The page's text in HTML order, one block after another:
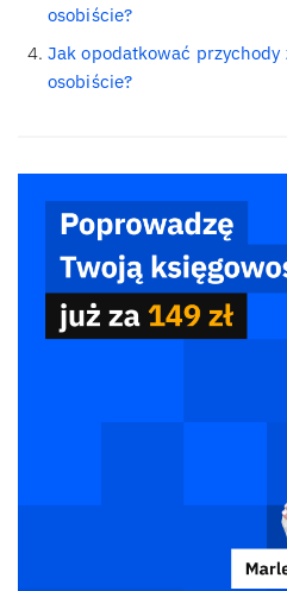
osobiście?
Jak opodatkować przychody
osobiście?